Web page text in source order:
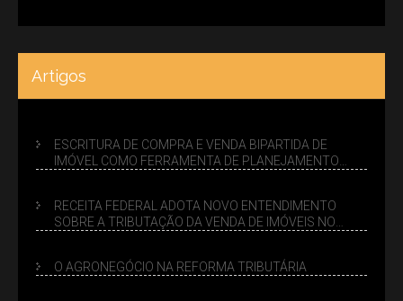
Artigos
ESCRITURA DE COMPRA E VENDA BIPARTIDA DE
IMÓVEL COMO FERRAMENTA DE PLANEJAMENTO
RECEITA FEDERAL ADOTA NOVO ENTENDIMENTO
SOBRE A TRIBUTAÇÃO DA VENDA DE IMÓVEIS NO
O AGRONEGÓCIO NA REFORMA TRIBUTÁRIA